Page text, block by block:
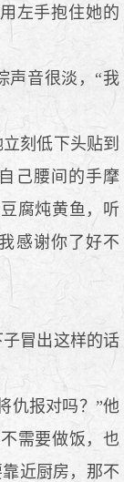
左手抱住她的
声音很淡，“我
刻低下头贴到
己腰间的手摩
腐炖黄鱼，听
感谢你了好不
冒出这样的话
仇报对吗？”他
需要做饭，也
近厨房，那不